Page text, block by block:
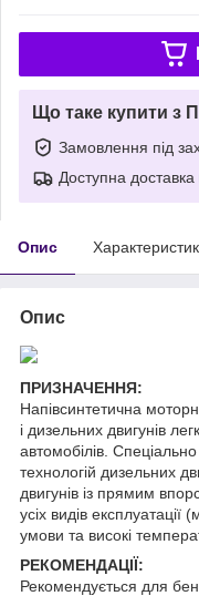
Що таке купити з
Замовлення під
Доступна доставка
Опис
Опис
ПРИЗНАЧЕННЯ:
Напівсинтетична
і дизельних двигунів
автомобілів.
технологій дизельних
двигунів із прямим
усіх видів експлуатації
умови та високі
РЕКОМЕНДАЦІЇ:
Рекомендується для